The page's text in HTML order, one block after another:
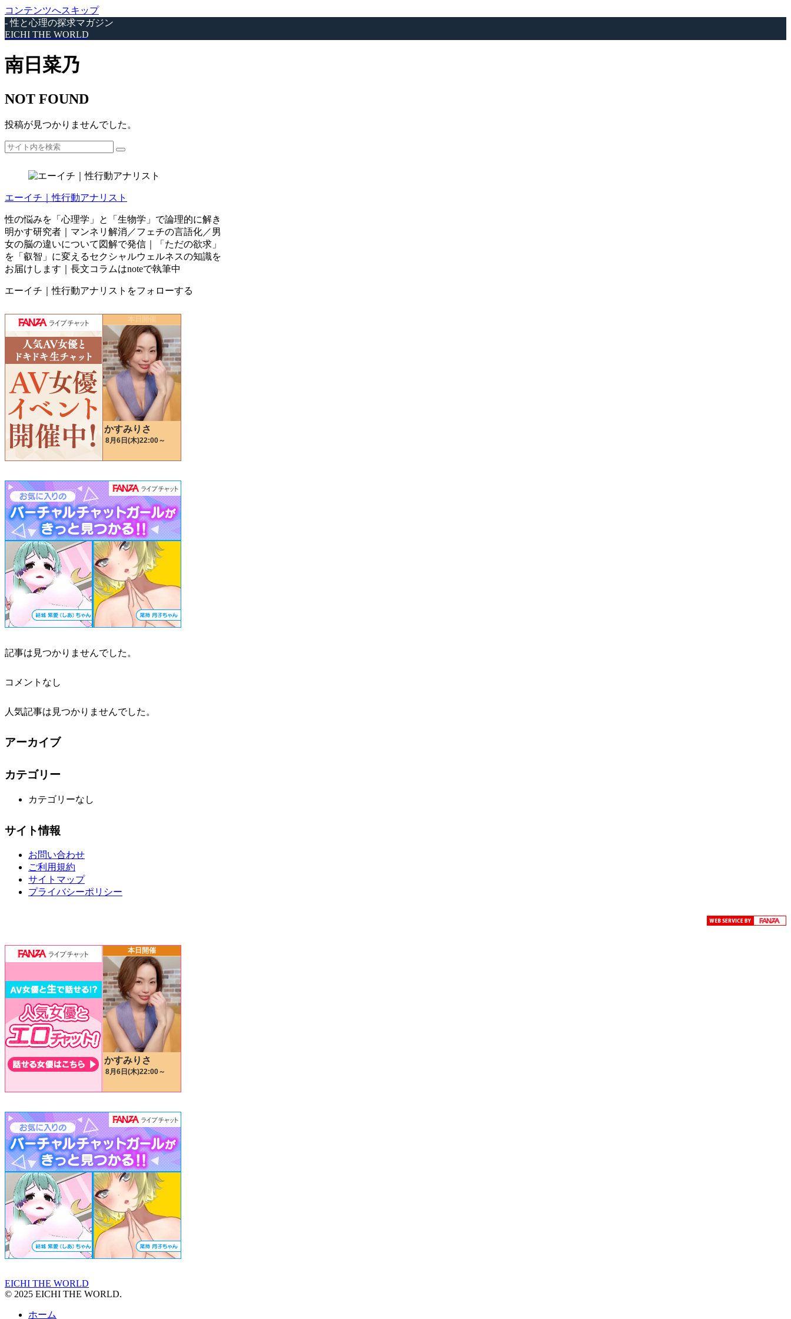
コンテンツへスキップ
- 性と心理の探求マガジン
EICHI THE WORLD
南日菜乃
NOT FOUND
投稿が見つかりませんでした。
エーイチ｜性行動アナリスト
性の悩みを「心理学」と「生物学」で論理的に解き
明かす研究者｜マンネリ解消／フェチの言語化／男
女の脳の違いについて図解で発信｜「ただの欲求」
を「叡智」に変えるセクシャルウェルネスの知識を
お届けします｜長文コラムはnoteで執筆中
エーイチ｜性行動アナリストをフォローする
記事は見つかりませんでした。
コメントなし
人気記事は見つかりませんでした。
アーカイブ
カテゴリー
カテゴリーなし
サイト情報
お問い合わせ
ご利用規約
サイトマップ
プライバシーポリシー
EICHI THE WORLD
© 2025 EICHI THE WORLD.
ホーム